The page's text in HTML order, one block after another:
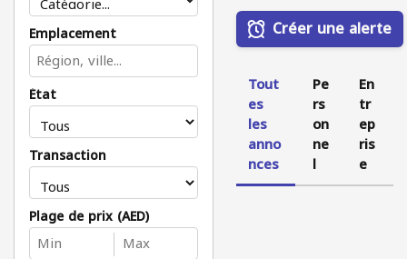
Emplacement
État
Transaction
Plage de prix (AED)
Créer une alerte
Tout
es
les
anno
nces
Pe
rs
on
ne
l
En
tr
ep
ris
e